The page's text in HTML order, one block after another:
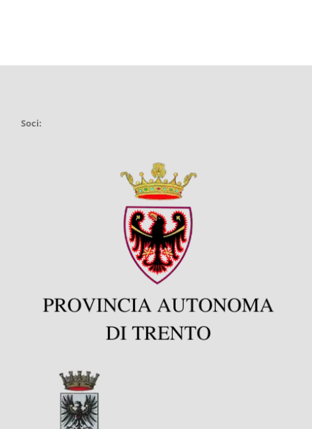
Soci: